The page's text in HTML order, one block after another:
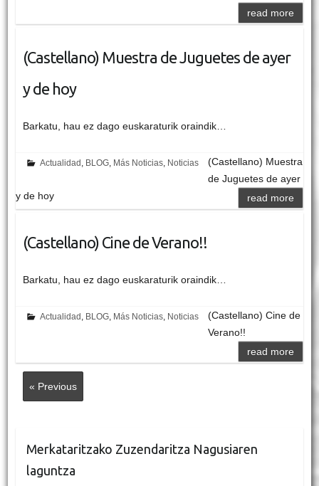
read more
(Castellano) Muestra de Juguetes de ayer
y de hoy
Barkatu, hau ez dago euskaraturik oraindik…
Actualidad, BLOG, Más Noticias, Noticias
(Castellano) Muestra
de Juguetes de ayer
y de hoy
read more
(Castellano) Cine de Verano!!
Barkatu, hau ez dago euskaraturik oraindik…
Actualidad , BLOG, Más Noticias, Noticias
(Castellano) Cine de
Verano!!
read more
« Previous
Merkataritzako Zuzendaritza Nagusiaren
laguntza